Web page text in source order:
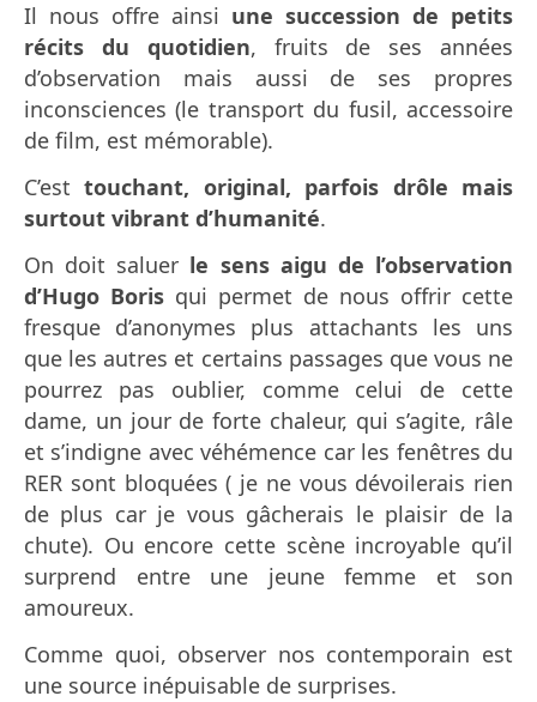
Il nous offre ainsi une succession de petits
récits du quotidien, fruits de ses années
d’observation mais aussi de ses propres
inconsciences (le transport du fusil, accessoire
de film, est mémorable).
C’esttouchant, original, parfois drôle mais
surtout vibrant d’humanité.
On doit saluer le sens aigu de l’observation
d’Hugo Boris qui permet de nous offrir cette
fresque d’anonymes plus attachants les uns
que les autres et certains passages que vous ne
pourrez pas oublier, comme celui de cette
dame, un jour de forte chaleur, qui s’agite, râle
et s’indigne avec véhémence car les fenêtres du
RER sont bloquées ( je ne vous dévoilerais rien
de plus car je vous gâcherais le plaisir de la
chute). Ou encore cette scène incroyable qu’il
surprend entre une jeune femme et son
amoureux.
Comme quoi, observer nos contemporain est
une source inépuisable de surprises.